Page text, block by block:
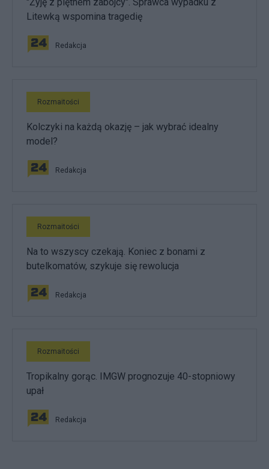
Litewką wspomina tragedię
Redakcja
Rozmaitości
Kolczyki na każdą okazję – jak wybrać idealny
model?
Redakcja
Rozmaitości
Na to wszyscy czekają. Koniec z bonami z
butelkomatów, szykuje się rewolucja
Redakcja
Rozmaitości
Tropikalny gorąc. IMGW prognozuje 40-stopniowy
upał
Redakcja